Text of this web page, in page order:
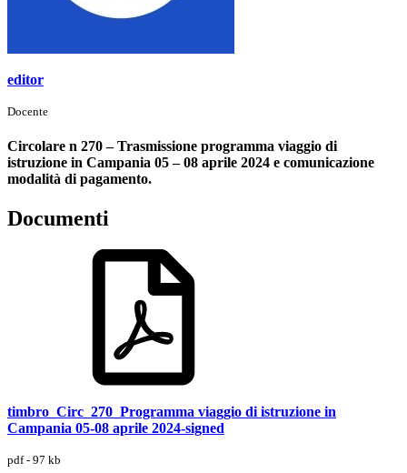
editor
Docente
Circolare n 270 – Trasmissione programma viaggio di
istruzione in Campania 05 – 08 aprile 2024 e comunicazione
modalità di pagamento.
Documenti
timbro_Circ_270_Programma viaggio di istruzione in
Campania 05-08 aprile 2024-signed
pdf - 97 kb